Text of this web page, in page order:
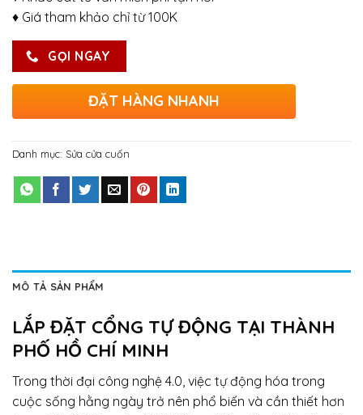
♦ Giá tham khảo chỉ từ 100K
GỌI NGAY
ĐẶT HÀNG NHANH
Danh mục: Sửa cửa cuốn
MÔ TẢ SẢN PHẨM
LẮP ĐẶT CỔNG TỰ ĐỘNG TẠI THÀNH
PHỐ HỒ CHÍ MINH
Trong thời đại công nghệ 4.0, việc tự động hóa trong
cuộc sống hằng ngày trở nên phổ biến và cần thiết hơn